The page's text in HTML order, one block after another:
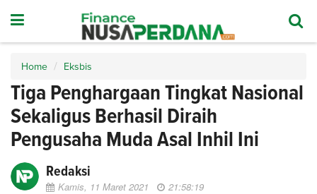
Home Eksbis
Tiga Penghargaan Tingkat Nasional
Sekaligus Berhasil Diraih
Pengusaha Muda Asal Inhil Ini
Redaksi
Kamis, 11 Maret 2021 21:58:19